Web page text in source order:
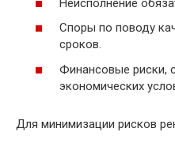
Неисполнение
Споры по поводу
сроков.
Финансовые риски,
экономических
Для минимизации рисков